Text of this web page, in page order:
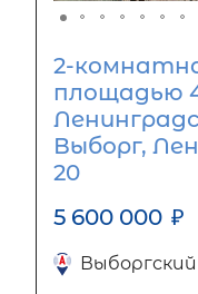
2-
площадью
Выборг,
20
5 600 000 ₽